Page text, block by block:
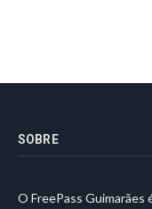
SOBRE
O FreePass Guimarães